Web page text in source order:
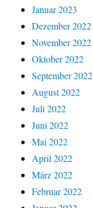
Januar 2023
Dezember 2022
November 2022
Oktober 2022
September 2022
August 2022
Juli 2022
Juni 2022
Mai 2022
April 2022
März 2022
Februar 2022